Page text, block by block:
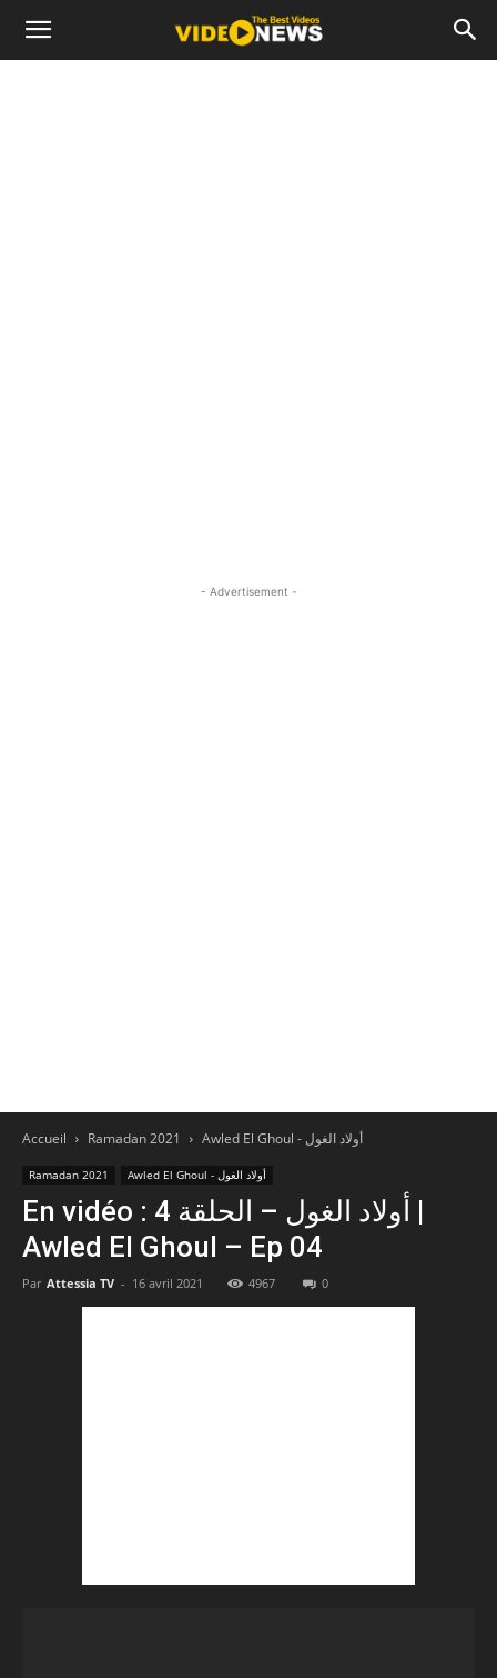
- Advertisement -
Accueil Ramadan 2021 Awled El Ghoul - أولاد الغول
Ramadan 2021 Awled El Ghoul - أولاد الغول
En vidéo : أولاد الغول – الحلقة 4 |
Awled El Ghoul – Ep 04
Par Attessia TV - 16 avril 2021 4967 0